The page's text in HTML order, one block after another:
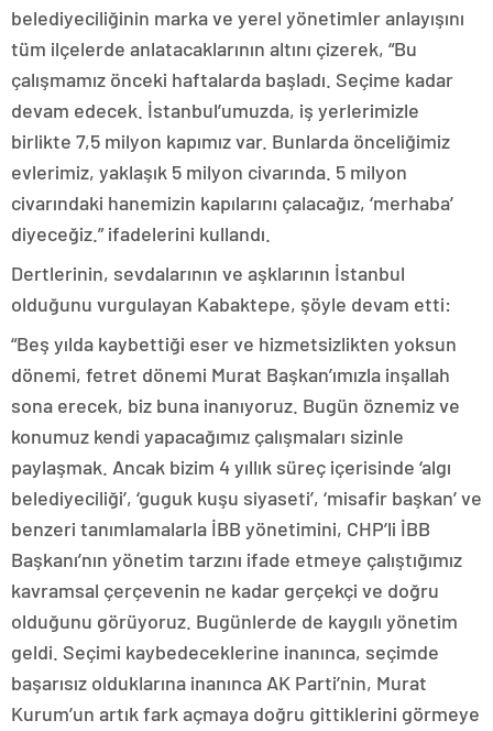
belediyeciliğinin marka ve yerel yönetimler anlayışını
tüm ilçelerde anlatacaklarının altını çizerek, “Bu
çalışmamız önceki haftalarda başladı. Seçime kadar
devam edecek. İstanbul’umuzda, iş yerlerimizle
birlikte 7,5 milyon kapımız var. Bunlarda önceliğimiz
evlerimiz, yaklaşık 5 milyon civarında. 5 milyon
civarındaki hanemizin kapılarını çalacağız, ‘merhaba’
diyeceğiz.” ifadelerini kullandı.
Dertlerinin, sevdalarının ve aşklarının İstanbul
olduğunu vurgulayan Kabaktepe, şöyle devam etti:
“Beş yılda kaybettiği eser ve hizmetsizlikten yoksun
dönemi, fetret dönemi Murat Başkan’ımızla inşallah
sona erecek, biz buna inanıyoruz. Bugün öznemiz ve
konumuz kendi yapacağımız çalışmaları sizinle
paylaşmak. Ancak bizim 4 yıllık süreç içerisinde ‘algı
belediyeciliği’, ‘guguk kuşu siyaseti’, ‘misafir başkan’ ve
benzeri tanımlamalarla İBB yönetimini, CHP’li İBB
Başkanı’nın yönetim tarzını ifade etmeye çalıştığımız
kavramsal çerçevenin ne kadar gerçekçi ve doğru
olduğunu görüyoruz. Bugünlerde de kaygılı yönetim
geldi. Seçimi kaybedeceklerine inanınca, seçimde
başarısız olduklarına inanınca AK Parti’nin, Murat
Kurum’un artık fark açmaya doğru gittiklerini görmeye